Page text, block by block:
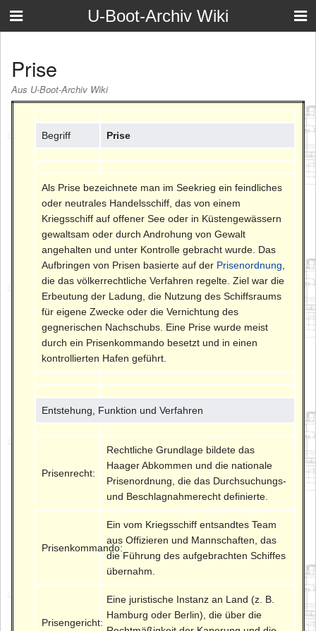
U-Boot-Archiv Wiki
Prise
Aus U-Boot-Archiv Wiki
Begriff Prise
Als Prise bezeichnete man im Seekrieg ein feindliches
oder neutrales Handelsschiff, das von einem
Kriegsschiff auf offener See oder in Küstengewässern
gewaltsam oder durch Androhung von Gewalt
angehalten und unter Kontrolle gebracht wurde. Das
Aufbringen von Prisen basierte auf der Prisenordnung
die das völkerrechtliche Verfahren regelte. Ziel war die
Erbeutung der Ladung, die Nutzung des Schiffsraums
für eigene Zwecke oder die Vernichtung des
gegnerischen Nachschubs. Eine Prise wurde meist
durch ein Prisenkommando besetzt und in einen
kontrollierten Hafen geführt.
Entstehung, Funktion und Verfahren
Prisenrecht:
Rechtliche Grundlage bildete das
Haager Abkommen und die nationale
Prisenordnung, die das Durchsuchungs-
und Beschlagnahmerecht definierte.
Prisenkommando:
Ein vom Kriegsschiff entsandtes Team
aus Offizieren und Mannschaften, das
die Führung des aufgebrachten Schiffes
übernahm.
Prisengericht:
Eine juristische Instanz an Land (z. B.
Hamburg oder Berlin), die über die